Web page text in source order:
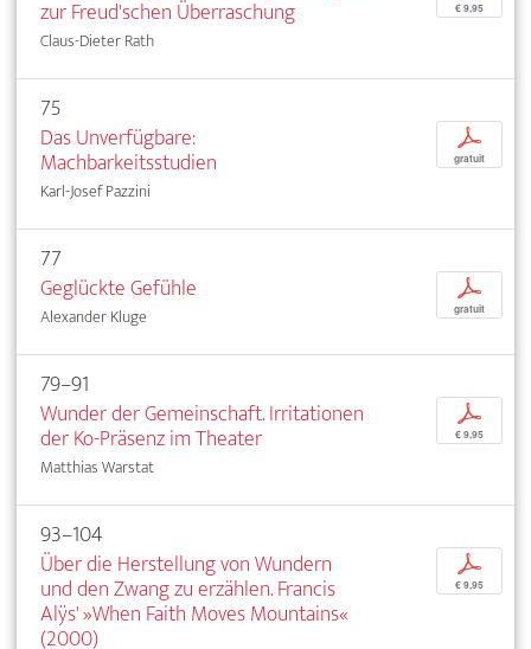
zur Freud'schen Überraschung
Claus-Dieter Rath
€ 9,95
75
Das Unverfügbare:
Machbarkeitsstudien
Karl-Josef Pazzini
p
gratuit
77
Geglückte Gefühle
Alexander Kluge
p
gratuit
79–91
Wunder der Gemeinschaft. Irritationen
der Ko-Präsenz im Theater
Matthias Warstat
p
€ 9,95
93–104
Über die Herstellung von Wundern
und den Zwang zu erzählen. Francis
Alÿs' »When Faith Moves Mountains«
(2000)
p
€ 9,95